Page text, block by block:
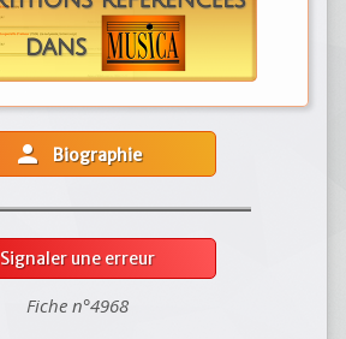
person Biographie
Signaler une erreur
Fiche n°4968